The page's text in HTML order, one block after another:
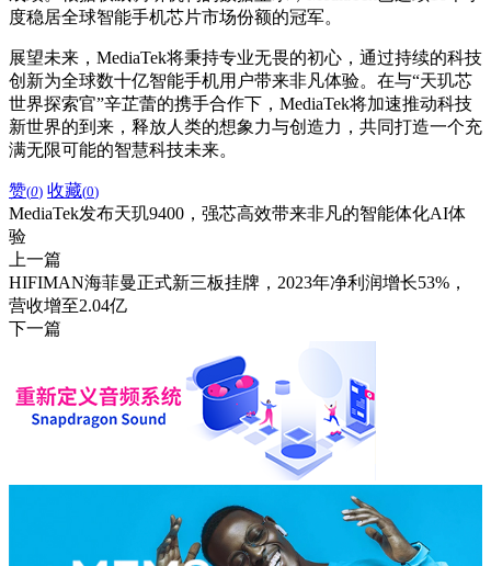
度稳居全球智能手机芯片市场份额的冠军。
展望未来，MediaTek将秉持专业无畏的初心，通过持续的科技
创新为全球数十亿智能手机用户带来非凡体验。在与“天玑芯
世界探索官”辛芷蕾的携手合作下，MediaTek将加速推动科技
新世界的到来，释放人类的想象力与创造力，共同打造一个充
满无限可能的智慧科技未来。
赞(0) 收藏(0)
MediaTek发布天玑9400，强芯高效带来非凡的智能体化AI体
验
上一篇
HIFIMAN海菲曼正式新三板挂牌，2023年净利润增长53%，
营收增至2.04亿
下一篇